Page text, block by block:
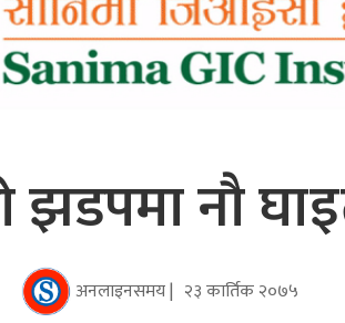
नौ
अनलाइनसमय | २३ कार्तिक २०७५